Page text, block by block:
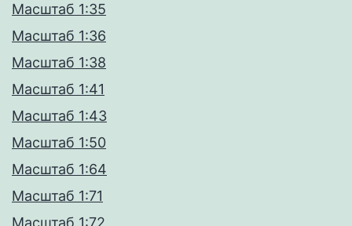
Масштаб 1:35
Масштаб 1:36
Масштаб 1:38
Масштаб 1:41
Масштаб 1:43
Масштаб 1:50
Масштаб 1:64
Масштаб 1:71
Масштаб 1:72